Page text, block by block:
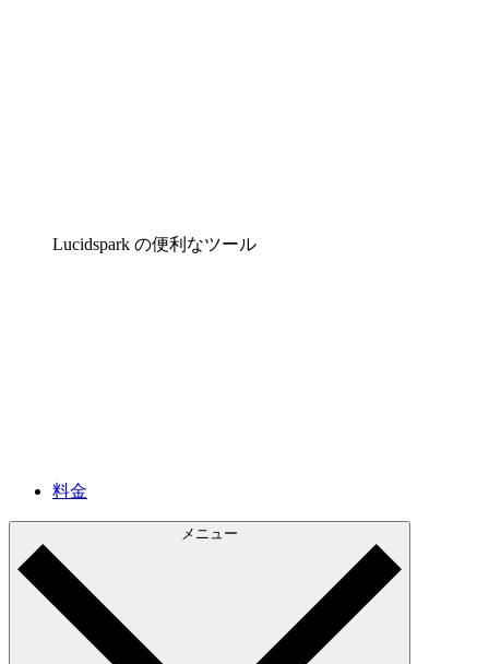
Lucidspark の便利なツール
料金
メニュー